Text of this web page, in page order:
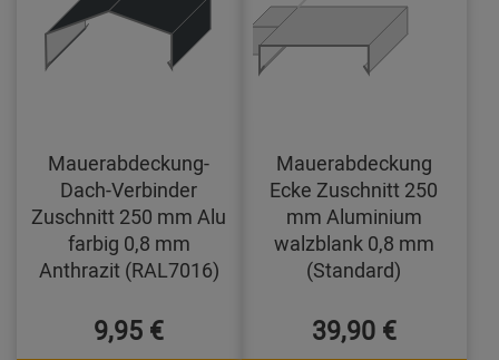
Mauerabdeckung-
Dach-Verbinder
Zuschnitt 250 mm Alu
farbig 0,8 mm
Anthrazit (RAL7016)
9,95 €
Mauerabdeckung
Ecke Zuschnitt 250
mm Aluminium
walzblank 0,8 mm
(Standard)
39,90 €